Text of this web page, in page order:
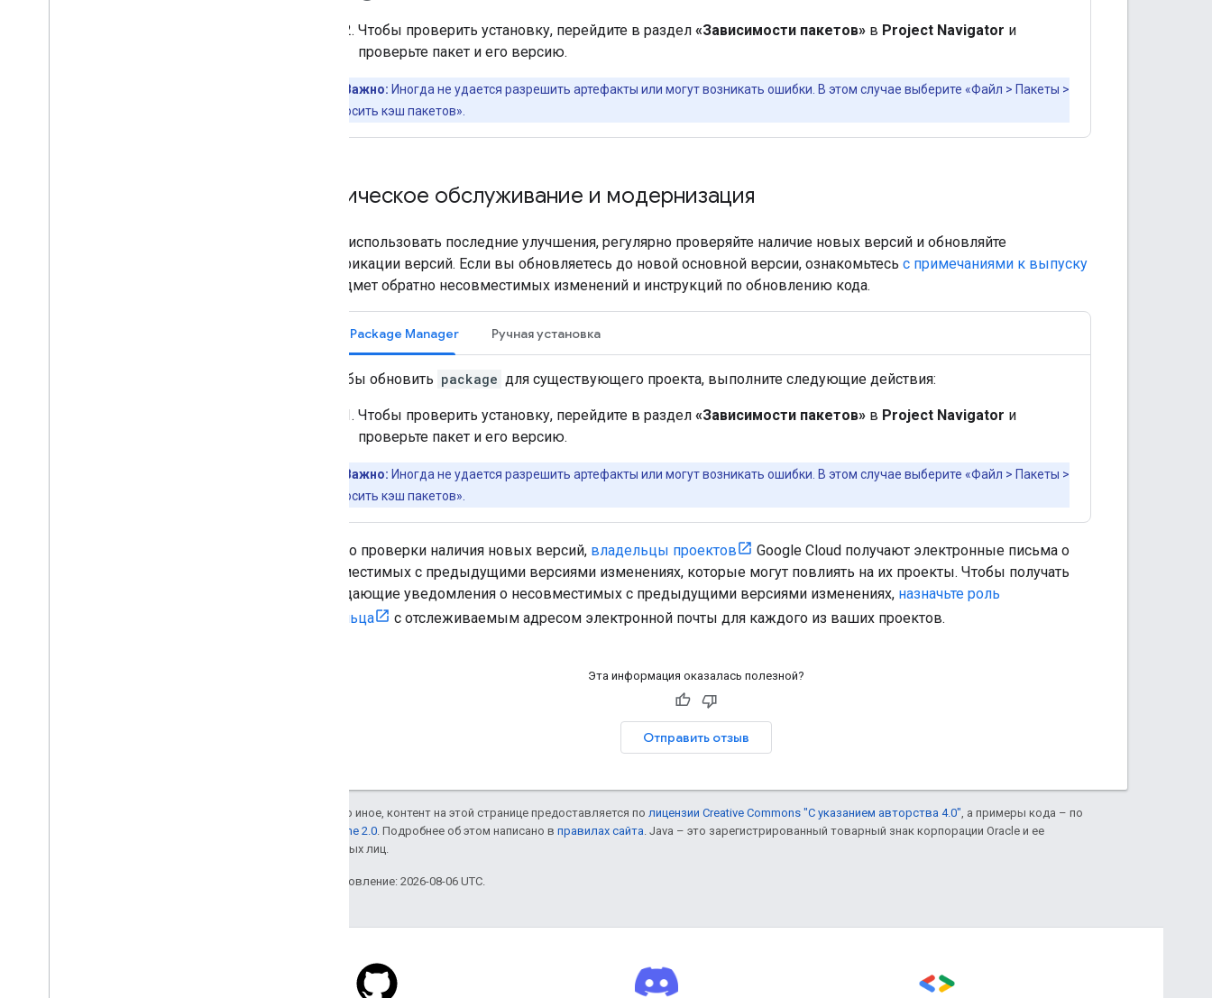
Чтобы проверить установку, перейдите в раздел «Зависимости пакетов» в Project Navigator и
проверьте пакет и его версию.
Важно: Иногда не удается разрешить артефакты или могут возникать ошибки. В этом случае выберите «Файл > Пакеты >
Сбросить кэш пакетов».
Техническое обслуживание и модернизация
Чтобы использовать последние улучшения, регулярно проверяйте наличие новых версий и обновляйте
спецификации версий. Если вы обновляетесь до новой основной версии, ознакомьтесь с примечаниями к выпуску
на предмет обратно несовместимых изменений и инструкций по обновлению кода.
Swift Package Manager Ручная установка
Чтобы обновить package для существующего проекта, выполните следующие действия:
Чтобы проверить установку, перейдите в раздел «Зависимости пакетов» в Project Navigator и
проверьте пакет и его версию.
Важно: Иногда не удается разрешить артефакты или могут возникать ошибки. В этом случае выберите «Файл > Пакеты >
Сбросить кэш пакетов».
Помимо проверки наличия новых версий, владельцы проектов
Google Cloud получают электронные письма о
несовместимых с предыдущими версиями изменениях, которые могут повлиять на их проекты. Чтобы получать
упреждающие уведомления о несовместимых с предыдущими версиями изменениях, назначьте роль
владельца
с отслеживаемым адресом электронной почты для каждого из ваших проектов.
Эта информация оказалась полезной?
Отправить отзыв
Если не указано иное, контент на этой странице предоставляется по лицензии Creative Commons "С указанием авторства 4.0" , а примеры кода – по
лицензии Apache 2.0 . Подробнее об этом написано в правилах сайта . Java – это зарегистрированный товарный знак корпорации Oracle и ее
аффилированных лиц.
Последнее обновление: 2026-08-06 UTC.